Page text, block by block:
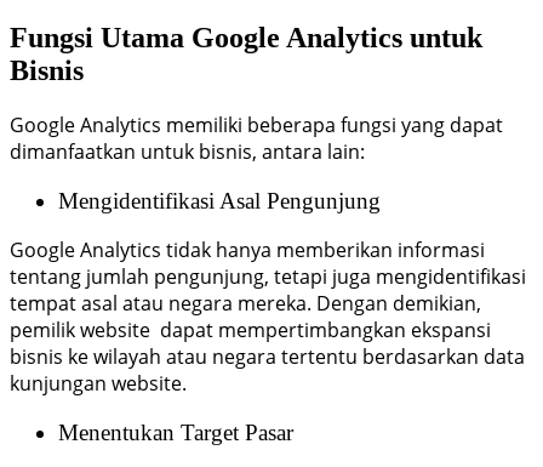
Fungsi Utama Google Analytics untuk
Bisnis
Google Analytics memiliki beberapa fungsi yang dapat
dimanfaatkan untuk bisnis, antara lain:
Mengidentifikasi Asal Pengunjung
Google Analytics tidak hanya memberikan informasi
tentang jumlah pengunjung, tetapi juga mengidentifikasi
tempat asal atau negara mereka. Dengan demikian,
pemilik website dapat mempertimbangkan ekspansi
bisnis ke wilayah atau negara tertentu berdasarkan data
kunjungan website.
Menentukan Target Pasar